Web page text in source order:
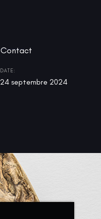
Contact
DATE:
24 septembre 2024